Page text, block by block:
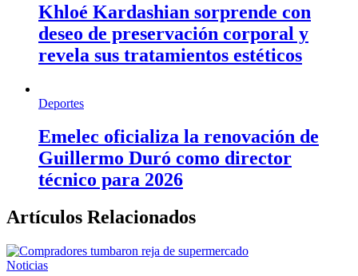
Khloé Kardashian sorprende con
deseo de preservación corporal y
revela sus tratamientos estéticos
Deportes
Emelec oficializa la renovación de
Guillermo Duró como director
técnico para 2026
Artículos Relacionados
Noticias